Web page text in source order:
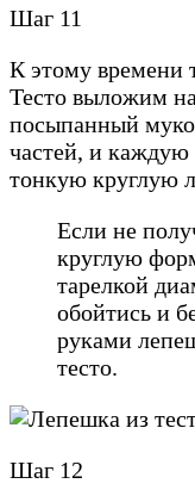
Шаг 11
К этому времени
Тесто выложим
посыпанный
частей, и каждую
тонкую круглую
Если не
круглую
тарелкой
обойтись и
руками
тесто.
Шаг 12